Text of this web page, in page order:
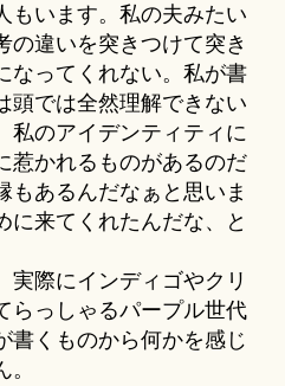
もいます。私の夫みたい
の違いを突きつけて突き
なってくれない。私が書
頭では全然理解できない
私のアイデンティティに
惹かれるものがあるのだ
もあるんだなぁと思いま
に来てくれたんだな、と
実際にインディゴやクリ
らっしゃるパープル世代
書くものから何かを感じ